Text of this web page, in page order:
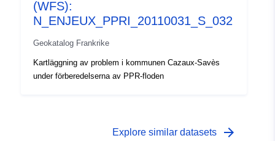
(WFS):
N_ENJEUX_PPRI_20110031_S_032
Geokatalog Frankrike
Kartläggning av problem i kommunen Cazaux-Savès
under förberedelserna av PPR-floden
Explore similar datasets arrow_forward